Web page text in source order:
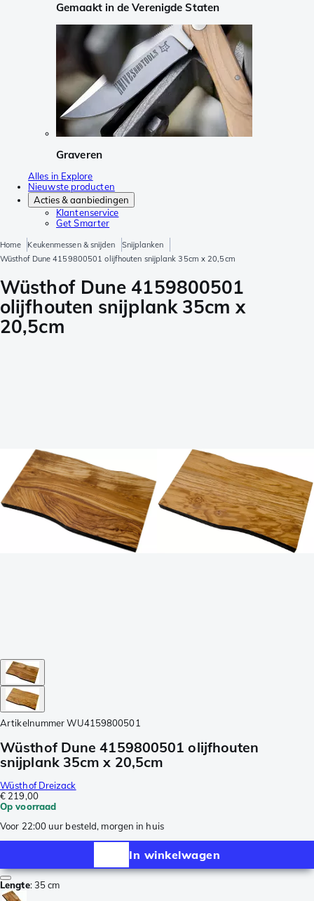
Gemaakt in de Verenigde Staten
Graveren
Alles in Explore
Nieuwste producten
Acties & aanbiedingen
Klantenservice
Get Smarter
Home Keukenmessen & snijden
Snijplanken
Wüsthof Dune 4159800501 olijfhouten snijplank 35cm x 20,5cm
Wüsthof Dune 4159800501
olijfhouten snijplank 35cm x
20,5cm
Artikelnummer WU4159800501
Wüsthof Dune 4159800501 olijfhouten
snijplank 35cm x 20,5cm
Wüsthof Dreizack
€ 219,00
Op voorraad
Voor 22:00 uur besteld, morgen in huis
In winkelwagen
Lengte:35 cm